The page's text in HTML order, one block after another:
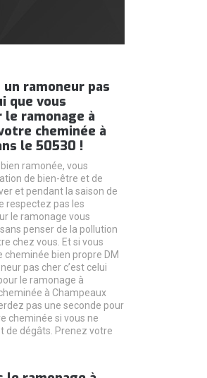
un ramoneur pas
que vous
ramonage à
cheminée à
le 50530 !
ramonée, vous
de bien-être et de
et pendant la saison de
respectez pas les
le ramonage vous
penser de la pollution
chez vous. Et si vous
bien propre DM
pas cher c’est celui
le ramonage à
à Champeaux
pas une seconde pour
cheminée si vous ne
de dégâts. Prenez votre